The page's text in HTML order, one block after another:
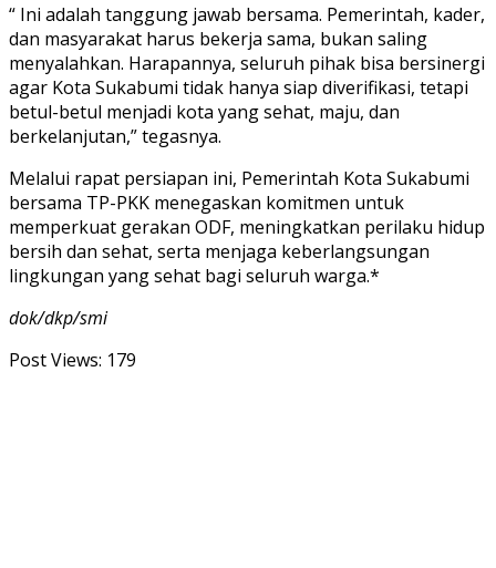
“ Ini adalah tanggung jawab bersama. Pemerintah, kader,
dan masyarakat harus bekerja sama, bukan saling
menyalahkan. Harapannya, seluruh pihak bisa bersinergi
agar Kota Sukabumi tidak hanya siap diverifikasi, tetapi
betul-betul menjadi kota yang sehat, maju, dan
berkelanjutan,” tegasnya.
Melalui rapat persiapan ini, Pemerintah Kota Sukabumi
bersama TP-PKK menegaskan komitmen untuk
memperkuat gerakan ODF, meningkatkan perilaku hidup
bersih dan sehat, serta menjaga keberlangsungan
lingkungan yang sehat bagi seluruh warga.*
dok/dkp/smi
Post Views: 179